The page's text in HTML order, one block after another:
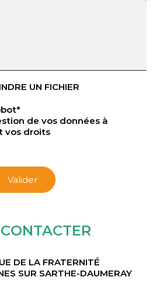
UN FICHIER
de vos données à
vos droits
Valider
DE LA FRATERNITÉ
SUR SARTHE-DAUMERAY